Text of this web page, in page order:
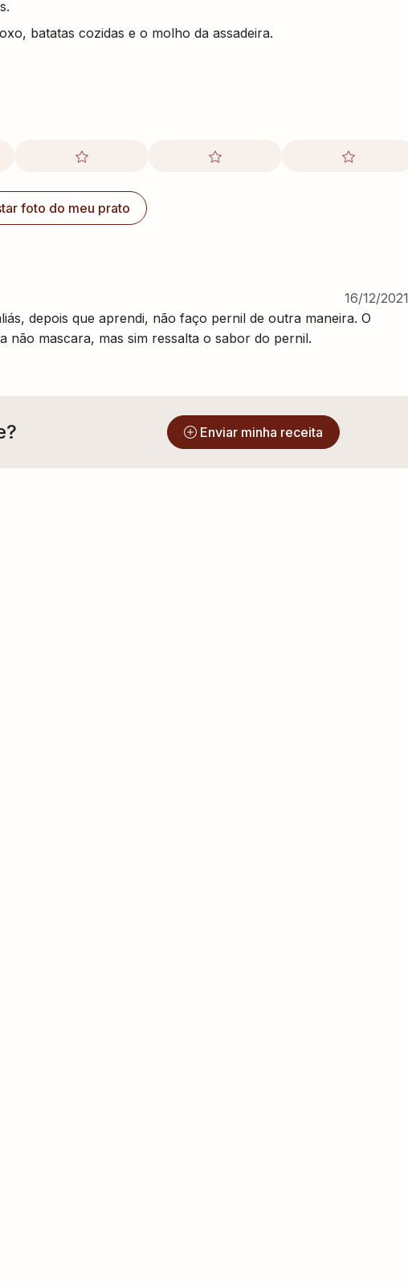
batatas cozidas e o molho da assadeira.
foto do meu prato
16/12/2021
depois que aprendi, não faço pernil de outra maneira. O
não mascara, mas sim ressalta o sabor do pernil.
Enviar minha receita